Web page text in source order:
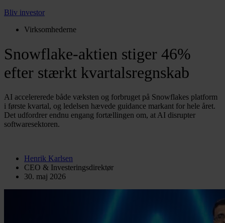
Bliv investor
Virksomhederne
Snowflake-aktien stiger 46%
efter stærkt kvartalsregnskab
AI accelererede både væksten og forbruget på Snowflakes platform
i første kvartal, og ledelsen hævede guidance markant for hele året.
Det udfordrer endnu engang fortællingen om, at AI disrupter
softwaresektoren.
Henrik Karlsen
CEO & Investeringsdirektør
30. maj 2026